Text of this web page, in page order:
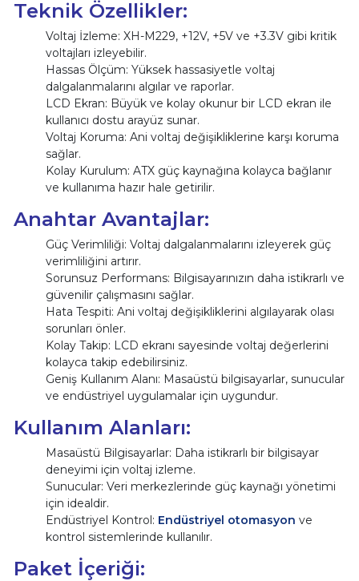
Teknik Özellikler:
Voltaj İzleme: XH-M229, +12V, +5V ve +3.3V gibi kritik
voltajları izleyebilir.
Hassas Ölçüm: Yüksek hassasiyetle voltaj
dalgalanmalarını algılar ve raporlar.
LCD Ekran: Büyük ve kolay okunur bir LCD ekran ile
kullanıcı dostu arayüz sunar.
Voltaj Koruma: Ani voltaj değişikliklerine karşı koruma
sağlar.
Kolay Kurulum: ATX güç kaynağına kolayca bağlanır
ve kullanıma hazır hale getirilir.
Anahtar Avantajlar:
Güç Verimliliği: Voltaj dalgalanmalarını izleyerek güç
verimliliğini artırır.
Sorunsuz Performans: Bilgisayarınızın daha istikrarlı ve
güvenilir çalışmasını sağlar.
Hata Tespiti: Ani voltaj değişikliklerini algılayarak olası
sorunları önler.
Kolay Takip: LCD ekranı sayesinde voltaj değerlerini
kolayca takip edebilirsiniz.
Geniş Kullanım Alanı: Masaüstü bilgisayarlar, sunucular
ve endüstriyel uygulamalar için uygundur.
Kullanım Alanları:
Masaüstü Bilgisayarlar: Daha istikrarlı bir bilgisayar
deneyimi için voltaj izleme.
Sunucular: Veri merkezlerinde güç kaynağı yönetimi
için idealdir.
Endüstriyel Kontrol: Endüstriyel otomasyon ve
kontrol sistemlerinde kullanılır.
Paket İçeriği: